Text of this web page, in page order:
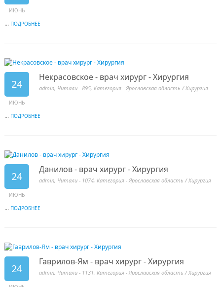
ИЮНЬ
... ПОДРОБНЕЕ
24
ИЮНЬ
Некрасовское - врач хирург - Хирургия
admin, Читали - 895, Категория - Ярославская область /Хирургия
... ПОДРОБНЕЕ
24
ИЮНЬ
Данилов - врач хирург - Хирургия
admin, Читали - 1074, Категория - Ярославская область /Хирургия
... ПОДРОБНЕЕ
24
Гаврилов-Ям - врач хирург - Хирургия
admin, Читали - 1131, Категория - Ярославская область /Хирургия